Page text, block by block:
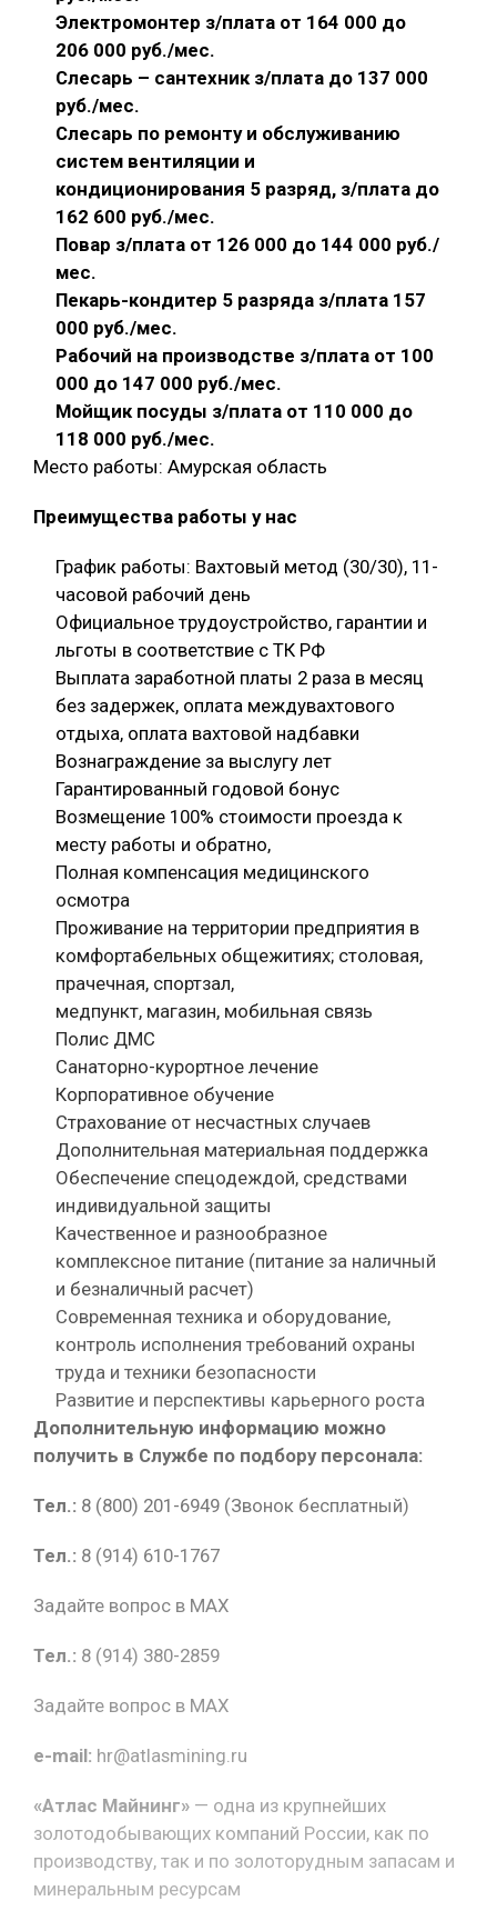
Электромонтер з/плата от 164 000 до
206 000 руб./мес.
Слесарь – сантехник з/плата до 137 000
руб./мес.
Слесарь по ремонту и обслуживанию
систем вентиляции и
кондиционирования 5 разряд, з/плата до
162 600 руб./мес.
Повар з/плата от 126 000 до 144 000 руб./
мес.
Пекарь-кондитер 5 разряда з/плата 157
000 руб./мес.
Рабочий на производстве з/плата от 100
000 до 147 000 руб./мес.
Мойщик посуды з/плата от 110 000 до
118 000 руб./мес.
Место работы: Амурская область
Преимущества работы у нас
График работы: Вахтовый метод (30/30), 11-
часовой рабочий день
Официальное трудоустройство, гарантии и
льготы в соответствие с ТК РФ
Выплата заработной платы 2 раза в месяц
без задержек, оплата междувахтового
отдыха, оплата вахтовой надбавки
Вознаграждение за выслугу лет
Гарантированный годовой бонус
Возмещение 100% стоимости проезда к
месту работы и обратно,
Полная компенсация медицинского
осмотра
Проживание на территории предприятия в
комфортабельных общежитиях; столовая,
прачечная, спортзал,
медпункт, магазин, мобильная связь
Полис ДМС
Санаторно-курортное лечение
Корпоративное обучение
Страхование от несчастных случаев
Дополнительная материальная поддержка
Обеспечение спецодеждой, средствами
индивидуальной защиты
Качественное и разнообразное
комплексное питание (питание за наличный
и безналичный расчет)
Современная техника и оборудование,
контроль исполнения требований охраны
труда и техники безопасности
Развитие и перспективы карьерного роста
Дополнительную информацию можно
получить в Службе по подбору персонала:
Тел.: 8 (800) 201-6949 (Звонок бесплатный)
Тел.: 8 (914) 610-1767
Задайте вопрос в MAX
Тел.: 8 (914) 380-2859
Задайте вопрос в MAX
e-mail: hr@atlasmining.ru
«Атлас Майнинг» — одна из крупнейших
золотодобывающих компаний России, как по
производству, так и по золоторудным запасам и
минеральным ресурсам